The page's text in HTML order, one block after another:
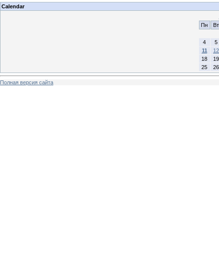
Calendar
Пн
Вт
4
5
11
12
18
19
25
26
Полная версия сайта